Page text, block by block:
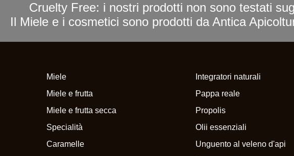
Cruelty Free: i nostri prodotti non sono testati
Il Miele e i cosmetici sono prodotti da Antica
Miele
Miele e frutta
Miele e frutta secca
Specialità
Caramelle
Integratori naturali
Pappa reale
Propolis
Olii essenziali
Unguento al veleno d'api